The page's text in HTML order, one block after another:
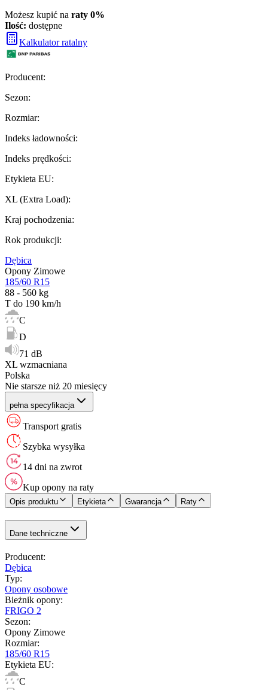
Możesz kupić na raty 0%
Ilość: dostępne
Kalkulator ratalny
Producent:
Sezon:
Rozmiar:
Indeks ładowności:
Indeks prędkości:
Etykieta EU:
XL (Extra Load):
Kraj pochodzenia:
Rok produkcji:
Dębica
Opony Zimowe
185/60 R15
88 - 560 kg
T do 190 km/h
C
D
71 dB
XL wzmacniana
Polska
Nie starsze niż 20 miesięcy
pełna specyfikacja
Transport gratis
Szybka wysyłka
14 dni na zwrot
Kup opony na raty
Opis produktu Etykieta Gwarancja Raty
Dane techniczne
Producent:
Dębica
Typ:
Opony osobowe
Bieżnik opony:
FRIGO 2
Sezon:
Opony Zimowe
Rozmiar:
185/60 R15
Etykieta EU:
C